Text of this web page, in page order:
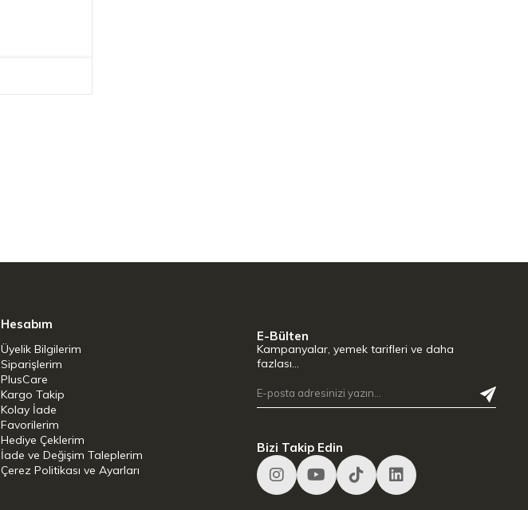
Hesabım
Üyelik Bilgilerim
Siparişlerim
PlusCare
Kargo Takip
Kolay İade
Favorilerim
Hediye Çeklerim
İade ve Değişim Taleplerim
Çerez Politikası ve Ayarları
E-Bülten
Kampanyalar, yemek tarifleri ve daha
fazlası…
Bizi Takip Edin